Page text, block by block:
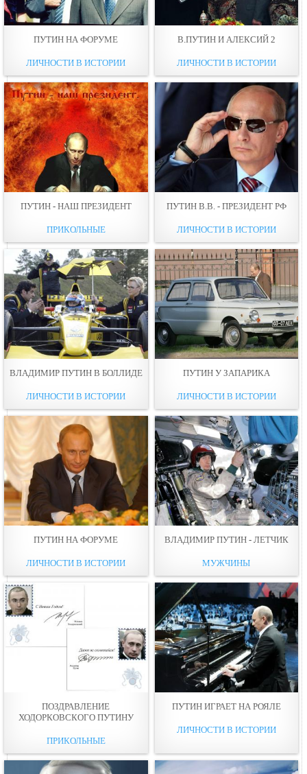
ПУТИН НА ФОРУМЕ
ЛИЧНОСТИ В ИСТОРИИ
В.ПУТИН И АЛЕКСИЙ 2
ЛИЧНОСТИ В ИСТОРИИ
ПУТИН - НАШ ПРЕЗИДЕНТ
ПРИКОЛЬНЫЕ
ПУТИН В.В. - ПРЕЗИДЕНТ РФ
ЛИЧНОСТИ В ИСТОРИИ
ВЛАДИМИР ПУТИН В БОЛЛИДЕ
ЛИЧНОСТИ В ИСТОРИИ
ПУТИН У ЗАПАРИКА
ЛИЧНОСТИ В ИСТОРИИ
ПУТИН НА ФОРУМЕ
ЛИЧНОСТИ В ИСТОРИИ
ВЛАДИМИР ПУТИН - ЛЕТЧИК
МУЖЧИНЫ
ПОЗДРАВЛЕНИЕ
ХОДОРКОВСКОГО ПУТИНУ
ПРИКОЛЬНЫЕ
ПУТИН ИГРАЕТ НА РОЯЛЕ
ЛИЧНОСТИ В ИСТОРИИ